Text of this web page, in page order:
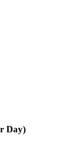
Day)